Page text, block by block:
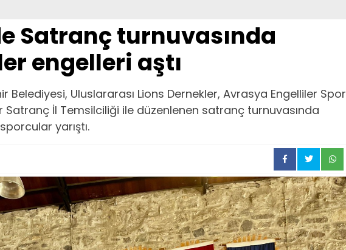
Satranç turnuvasında
engelleri aştı
Belediyesi, Uluslararası Lions Dernekler, Avrasya Engelliler Spor
Satranç İl Temsilciliği ile düzenlenen satranç turnuvasında
yarıştı.